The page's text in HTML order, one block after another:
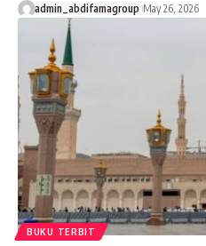
admin_abdifamagroup May 26, 2026
BUKU TERBIT